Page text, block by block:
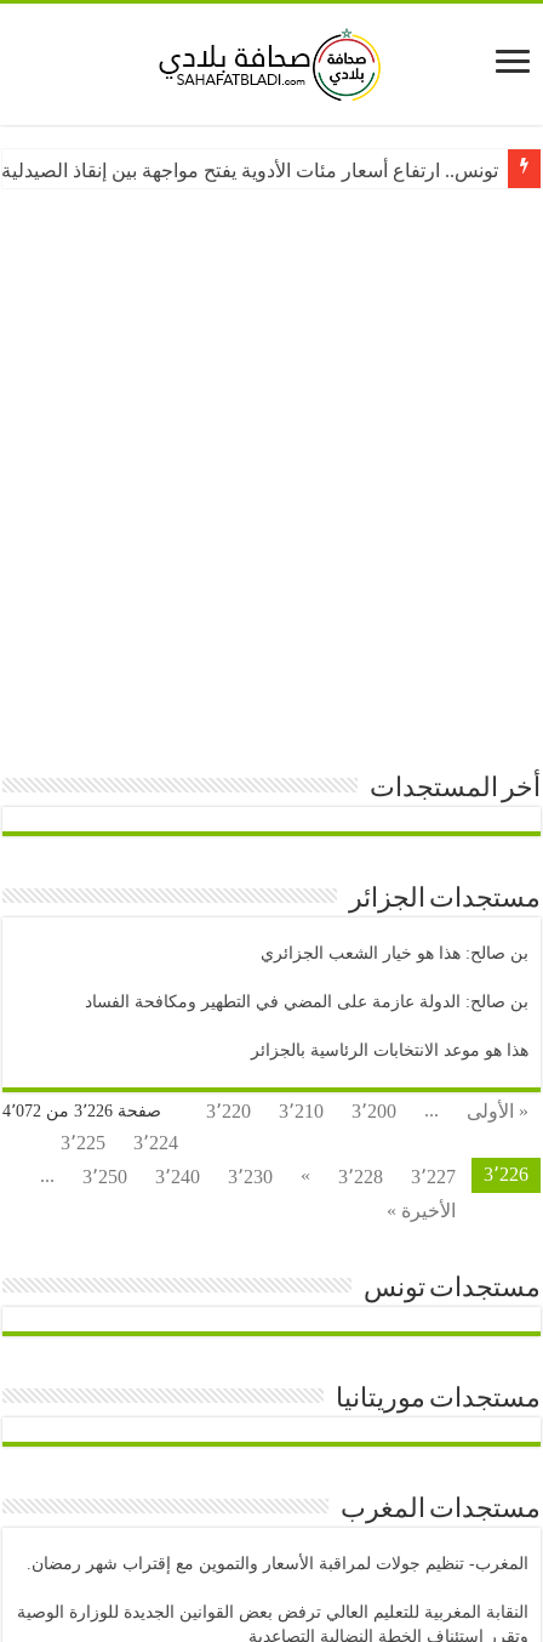
تونس.. ارتفاع أسعار مئات الأدوية يفتح مواجهة بين إنقاذ الصيدلية
الجزائر
هذا هو خيار الشعب الجزائري
الدولة عازمة على المضي في التطهير ومكافحة الفساد
موعد الانتخابات الرئاسية بالجزائر
صفحة 3٬226 من 4٬072 ... 3٬200 3٬210
3٬220
3٬225
3٬227 3٬228 » 3٬230 3٬240 3٬250
...
الأخيرة »
تونس
موريتانيا
المغرب
تنظيم جولات لمراقبة الأسعار والتموين مع إقتراب شهر رمضان.
المغربية للتعليم العالي ترفض بعض القوانين الجديدة للوزارة الوصية
إستئناف الخطة النضالية التصاعدية